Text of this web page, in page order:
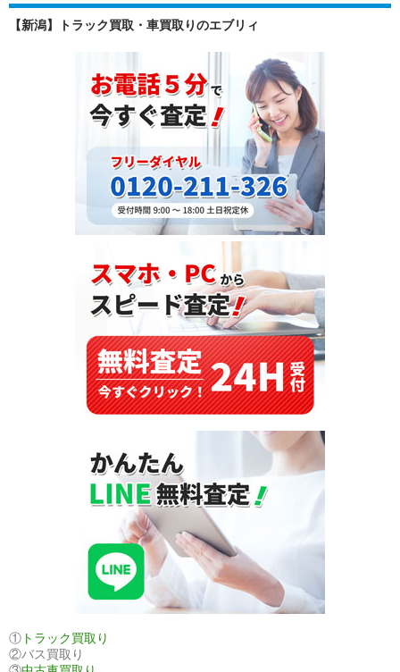
バ
ス
LV280L1）・
2002
年
を
コ
ン
ゴ
主
共
和
国
へ
輸
出
し
し
た！
【新潟】トラック買取・車買取りのエブリィ
① トラック買取り
②バス買取り